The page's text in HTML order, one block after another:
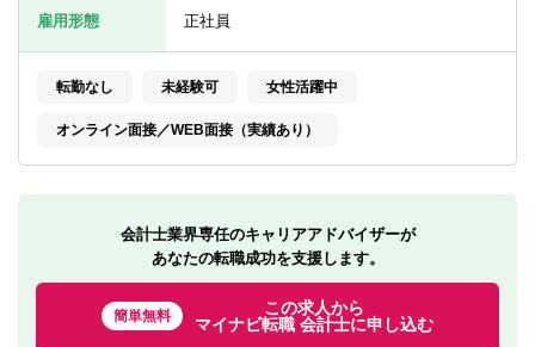
ご利用ガイド
業界情報
求人情報
雇用形態 正社員
転勤なし 未経験可 女性活躍中
オンライン面接／WEB面接（実績あり）
会計士業界専任のキャリアアドバイザーが
あなたの転職成功を支援します。
簡単無料
この求人から
マイナビ転職 会計士に申し込む